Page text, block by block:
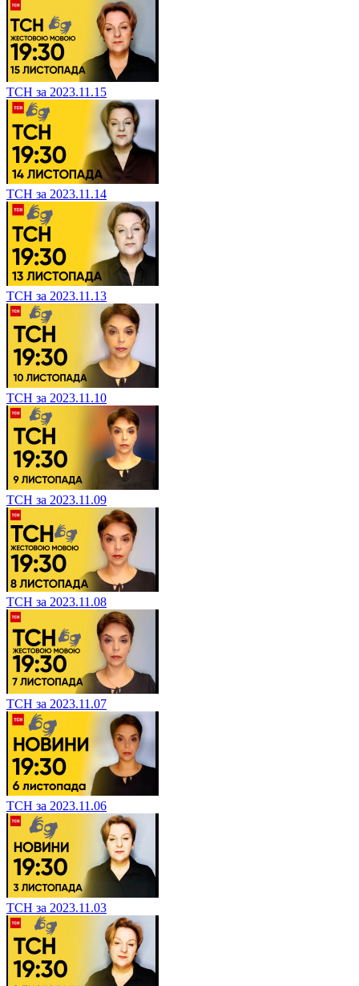
ТСН за 2023.11.15
ТСН за 2023.11.14
ТСН за 2023.11.13
ТСН за 2023.11.10
ТСН за 2023.11.09
ТСН за 2023.11.08
ТСН за 2023.11.07
ТСН за 2023.11.06
ТСН за 2023.11.03